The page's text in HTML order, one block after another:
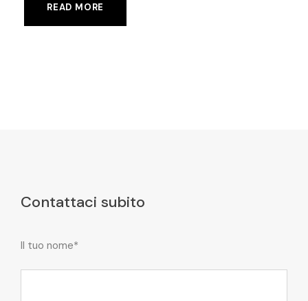
READ MORE
Contattaci subito
Il tuo nome*